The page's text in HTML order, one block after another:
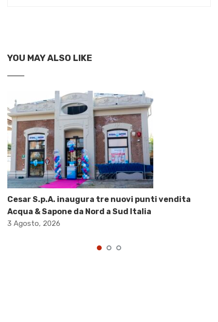
YOU MAY ALSO LIKE
Cesar S.p.A. inaugura tre nuovi punti vendita
Acqua & Sapone da Nord a Sud Italia
3 Agosto, 2026